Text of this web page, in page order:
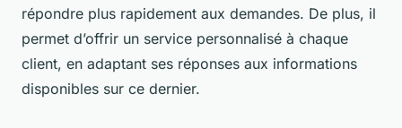
répondre plus rapidement aux demandes. De plus, il
permet d’offrir un service personnalisé à chaque
client, en adaptant ses réponses aux informations
disponibles sur ce dernier.